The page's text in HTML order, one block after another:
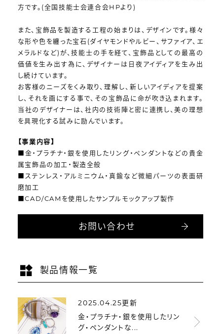
方です。(全国技能士会連合会HPより)
また、宝飾品を製造する工程の始まりは、デザインです。様々
な形や色を纏った宝石(ダイヤモンドやルビー、サファイア、エ
メラルドなど)が、技能士の手を経て、宝飾品としての最高の
価値を生み出す為に、デザイナーは日夜アイディアを生み出
し続けています。
お客様のニーズをくみ取り、理解し、新しいアイディアを提案
し、それを画にする事で、その宝飾品に命が吹き込まれます。
当社のデザイナーは、社内の技術陣と密に連携し、美の理想
を具現化する試みに励んでいます。
【事業内容】
■金・プラチナ・銀を使用したリング・ペンダントなどの貴金
属宝飾品の加工・製造全般
■ステンレス・アルミニウム・真鍮など微細パーツの表面研
磨加工
■CAD/CAMを使用したサンプルモックアップ製作
お問い合わせ
製品情報一覧
2025.04.25更新
金・プラチナ・銀を使用したリン
グ・ペンダントな...